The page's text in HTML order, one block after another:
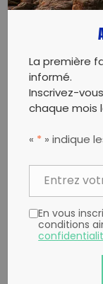
La première
informé.
Inscrivez-
chaque mois
« * » indique
En vous
conditions